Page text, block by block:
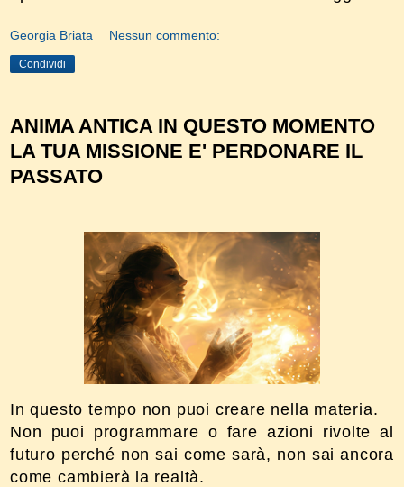
Georgia Briata Nessun commento:
Condividi
ANIMA ANTICA IN QUESTO MOMENTO
LA TUA MISSIONE E' PERDONARE IL
PASSATO
In questo tempo non puoi creare nella materia.
Non puoi programmare o fare azioni rivolte al
futuro perché non sai come sarà, non sai ancora
come cambierà la realtà.